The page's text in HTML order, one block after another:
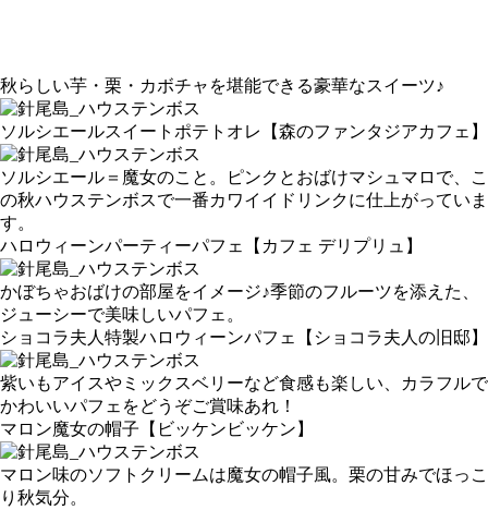
秋らしい芋・栗・カボチャを堪能できる豪華なスイーツ♪
ソルシエールスイートポテトオレ 【森のファンタジアカフェ】
ソルシエール＝魔女のこと。ピンクとおばけマシュマロで、こ
の秋ハウステンボスで一番カワイイドリンクに仕上がっていま
す。
ハロウィーンパーティーパフェ
【カフェ デリプリュ】
かぼちゃおばけの部屋をイメージ♪季節のフルーツを添えた、
ジューシーで美味しいパフェ。
ショコラ夫人特製ハロウィーンパフェ
【ショコラ夫人の旧邸】
紫いもアイスやミックスベリーなど食感も楽しい、カラフルで
かわいいパフェをどうぞご賞味あれ！
マロン魔女の帽子 【ビッケンビッケン】
マロン味のソフトクリームは魔女の帽子風。栗の甘みでほっこ
り秋気分。